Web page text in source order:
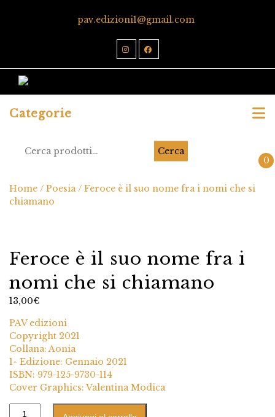
pav.edizioni1@gmail.com
Categorie
Cerca
0
Home / Poesia/ Feroce è il suo nome fra i nomi che si
chiamano
Feroce è il suo nome fra i
nomi che si chiamano
13,00€
PAV edizioni
Copyright 2021
Collana: Aonia
1^ Edizione: Gennaio 2021
ISBN: 979-125-9730-114
Cover Graphics: Valentina Modica